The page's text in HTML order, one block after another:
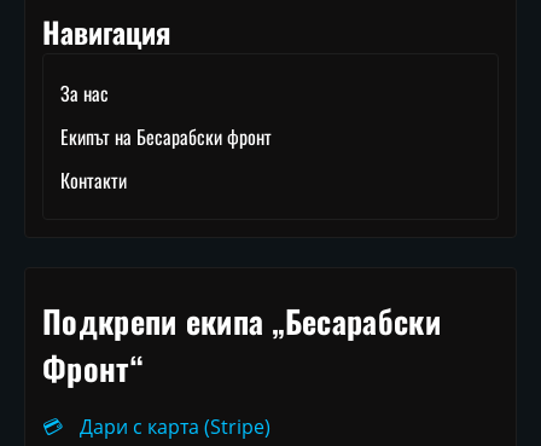
Навигация
За нас
Екипът на Бесарабски фронт
Контакти
Подкрепи екипа „Бесарабски
Фронт“
💳 Дари с карта (Stripe)